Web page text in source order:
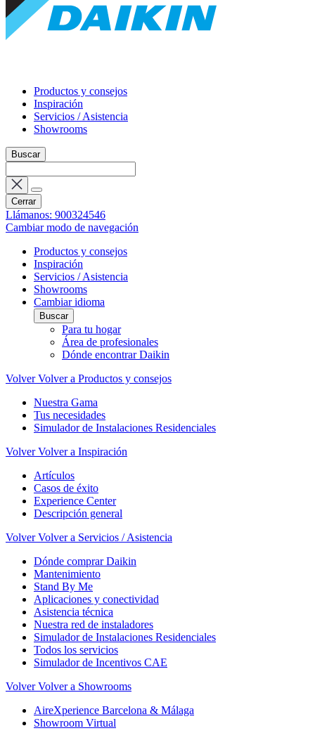
Productos y consejos
Inspiración
Servicios / Asistencia
Showrooms
Buscar
Cerrar
Llámanos: 900324546
Cambiar modo de navegación
Productos y consejos
Inspiración
Servicios / Asistencia
Showrooms
Cambiar idioma
Buscar
Para tu hogar
Área de profesionales
Dónde encontrar Daikin
Volver Volver a Productos y consejos
Nuestra Gama
Tus necesidades
Simulador de Instalaciones Residenciales
Volver Volver a Inspiración
Artículos
Casos de éxito
Experience Center
Descripción general
Volver Volver a Servicios / Asistencia
Dónde comprar Daikin
Mantenimiento
Stand By Me
Aplicaciones y conectividad
Asistencia técnica
Nuestra red de instaladores
Simulador de Instalaciones Residenciales
Todos los servicios
Simulador de Incentivos CAE
Volver Volver a Showrooms
AireXperience Barcelona & Málaga
Showroom Virtual